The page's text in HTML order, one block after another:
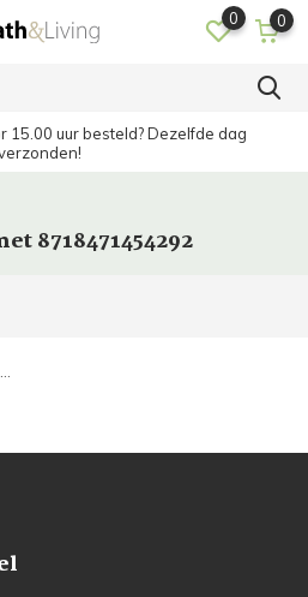
0 0
15.00 uur besteld? Dezelfde dag
8718471454292